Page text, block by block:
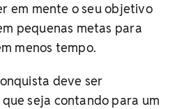
em mente o seu objetivo
pequenas metas para
menos tempo.
deve ser
seja contando para um